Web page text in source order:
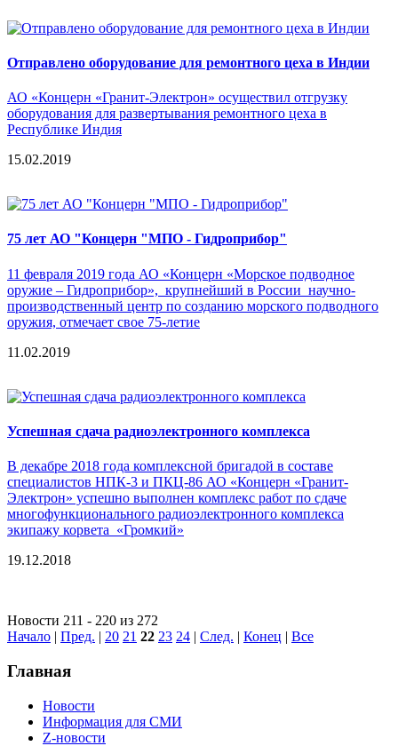
Отправлено оборудование для ремонтного цеха в Индии
АО «Концерн «Гранит-Электрон» осуществил отгрузку
оборудования для развертывания ремонтного цеха в
Республике Индия
15.02.2019
75 лет АО "Концерн "МПО - Гидроприбор"
11 февраля 2019 года АО «Концерн «Морское подводное
оружие – Гидроприбор», крупнейший в России научно-
производственный центр по созданию морского подводного
оружия, отмечает свое 75-летие
11.02.2019
Успешная сдача радиоэлектронного комплекса
В декабре 2018 года комплексной бригадой в составе
специалистов НПК-3 и ПКЦ-86 АО «Концерн «Гранит-
Электрон» успешно выполнен комплекс работ по сдаче
многофункционального радиоэлектронного комплекса
экипажу корвета «Громкий»
19.12.2018
Новости 211 - 220 из 272
Начало | Пред. | 20 21 22 23 24 | След. | Конец | Все
Главная
Новости
Информация для СМИ
Z-новости